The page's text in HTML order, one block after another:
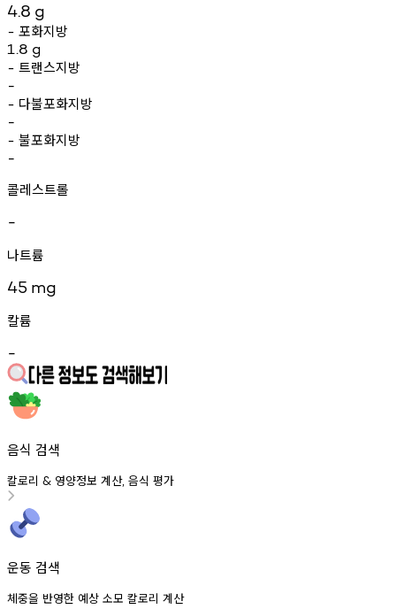
4.8 g
- 포화지방
1.8 g
- 트랜스지방
-
- 다불포화지방
-
- 불포화지방
-
콜레스트롤
-
나트륨
45 mg
칼륨
-
음식 검색
칼로리 & 영양정보 계산, 음식 평가
운동 검색
체중을 반영한 예상 소모 칼로리 계산